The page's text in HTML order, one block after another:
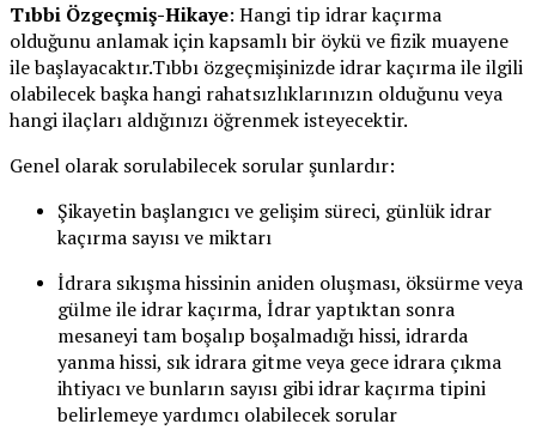
Tıbbi Özgeçmiş-Hikaye: Hangi tip idrar kaçırma
olduğunu anlamak için kapsamlı bir öykü ve fizik muayene
ile başlayacaktır.Tıbbı özgeçmişinizde idrar kaçırma ile ilgili
olabilecek başka hangi rahatsızlıklarınızın olduğunu veya
hangi ilaçları aldığınızı öğrenmek isteyecektir.
Genel olarak sorulabilecek sorular şunlardır:
Şikayetin başlangıcı ve gelişim süreci, günlük idrar
kaçırma sayısı ve miktarı
İdrara sıkışma hissinin aniden oluşması, öksürme veya
gülme ile idrar kaçırma, İdrar yaptıktan sonra
mesaneyi tam boşalıp boşalmadığı hissi, idrarda
yanma hissi, sık idrara gitme veya gece idrara çıkma
ihtiyacı ve bunların sayısı gibi idrar kaçırma tipini
belirlemeye yardımcı olabilecek sorular